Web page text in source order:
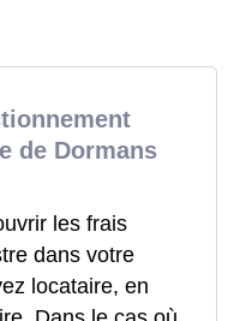
de Dormans
les frais
dans votre
locataire, en